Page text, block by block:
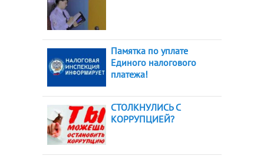
Памятка по уплате
Единого налогового
платежа!
СТОЛКНУЛИСЬ С
КОРРУПЦИЕЙ?